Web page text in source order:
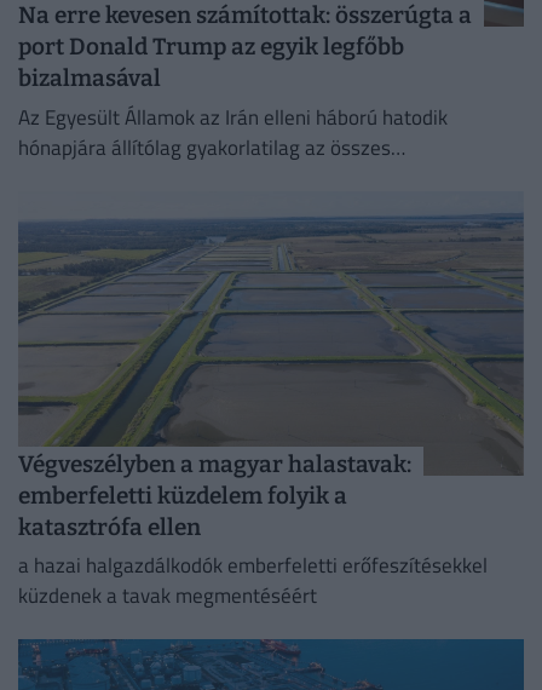
Na erre kevesen számítottak: összerúgta a
port Donald Trump az egyik legfőbb
bizalmasával
Az Egyesült Államok az Irán elleni háború hatodik
hónapjára állítólag gyakorlatilag az összes
Végveszélyben a magyar halastavak:
emberfeletti küzdelem folyik a
katasztrófa ellen
a hazai halgazdálkodók emberfeletti erőfeszítésekkel
küzdenek a tavak megmentéséért